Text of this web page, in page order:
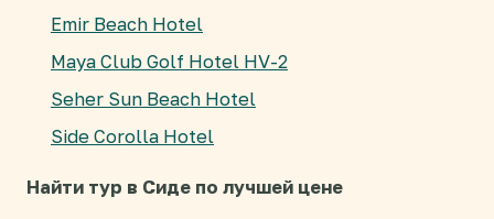
Emir Beach Hotel
Maya Club Golf Hotel HV-2
Seher Sun Beach Hotel
Side Corolla Hotel
Найти тур в Сиде по лучшей цене